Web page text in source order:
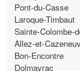
Pont-du-Casse
Laroque-Timbaut
Sainte-Colombe-
Allez-et-
Bon-Encontre
Dolmayrac